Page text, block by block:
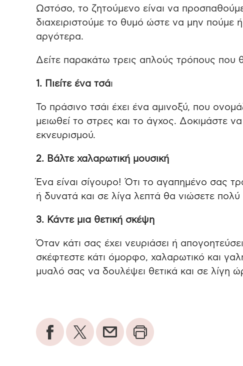
Ωστόσο, το ζητούμενο είναι να
διαχειριστούμε το θυμό ώστε να μην πούμε
αργότερα.
Δείτε παρακάτω τρεις απλούς τρόπους
1. Πιείτε ένα τσάι
Το πράσινο τσάι έχει ένα αμινοξύ, που
μειωθεί το στρες και το άγχος. Δοκιμάστε
εκνευρισμού.
2. Βάλτε χαλαρωτική μουσική
Ένα είναι σίγουρο! Ότι το αγαπημένο σας
ή δυνατά και σε λίγα λεπτά θα νιώσετε
3. Κάντε μια θετική σκέψη
Όταν κάτι σας έχει νευριάσει ή
σκέφτεστε κάτι όμορφο, χαλαρωτικό και
μυαλό σας να δουλέψει θετικά και σε λίγη